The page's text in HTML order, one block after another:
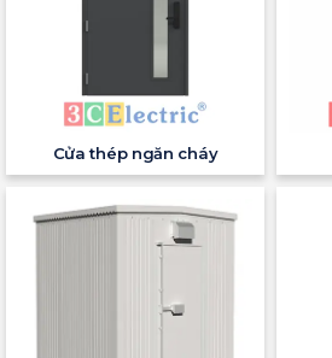
Cửa thép ngăn cháy